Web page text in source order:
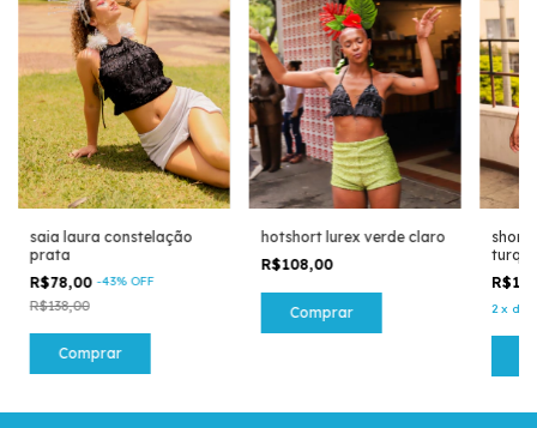
saia laura constelação
prata
R$78,00-43% OFF
R$138,00
Comprar
hotshort lurex verde claro
R$108,00
Comprar
short
2 x de